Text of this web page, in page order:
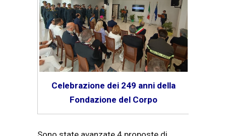
Celebrazione dei 249 anni della
Fondazione del Corpo